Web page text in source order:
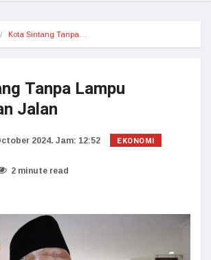
Kota Sintang Tanpa…
Tanpa Lampu
Jalan
2024. Jam: 12:52 EKONOMI
2 minute read